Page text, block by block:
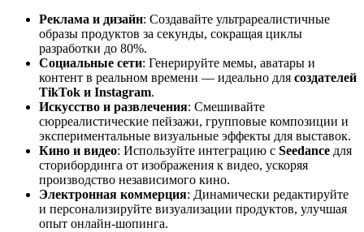
Реклама и дизайн: Создавайте ультрареалистичные
образы продуктов за секунды, сокращая циклы
разработки до 80%.
Социальные сети: Генерируйте мемы, аватары и
контент в реальном времени — идеально для создателей
TikTok и Instagram.
Искусство и развлечения: Смешивайте
сюрреалистические пейзажи, групповые композиции и
экспериментальные визуальные эффекты для выставок.
Кино и видео: Используйте интеграцию с Seedance для
сторибординга от изображения к видео, ускоряя
производство независимого кино.
Электронная коммерция: Динамически редактируйте
и персонализируйте визуализации продуктов, улучшая
опыт онлайн-шопинга.